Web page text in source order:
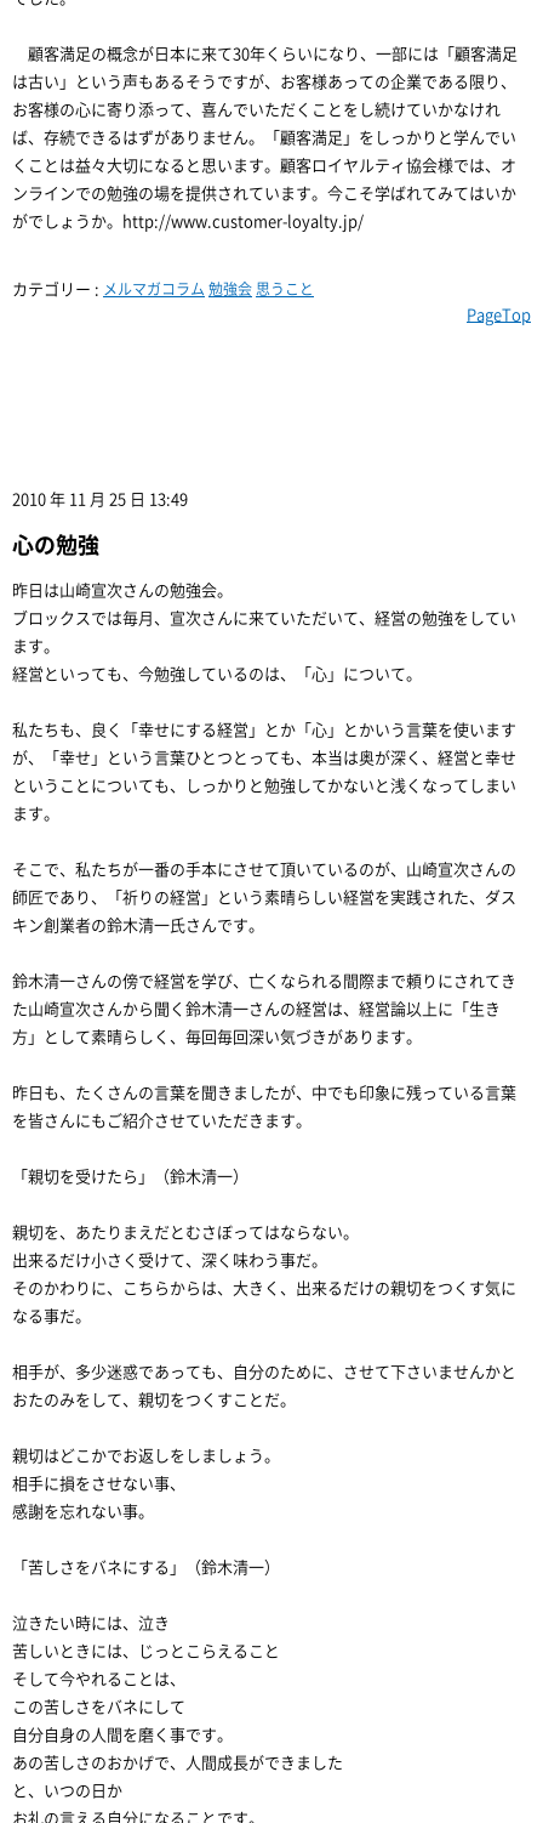
顧客満足の概念が日本に来て30年くらいになり、一部には「顧客満足
は古い」という声もあるそうですが、お客様あっての企業である限り、
お客様の心に寄り添って、喜んでいただくことをし続けていかなけれ
ば、存続できるはずがありません。「顧客満足」をしっかりと学んでい
くことは益々大切になると思います。顧客ロイヤルティ協会様では、オ
ンラインでの勉強の場を提供されています。今こそ学ばれてみてはいか
がでしょうか。http://www.customer-loyalty.jp/
カテゴリー : メルマガコラム 勉強会 思うこと
PageTop
2010 年 11 月 25 日 13:49
心の勉強
昨日は山崎宣次さんの勉強会。
ブロックスでは毎月、宣次さんに来ていただいて、経営の勉強をしてい
ます。
経営といっても、今勉強しているのは、「心」について。
私たちも、良く「幸せにする経営」とか「心」とかいう言葉を使います
が、「幸せ」という言葉ひとつとっても、本当は奥が深く、経営と幸せ
ということについても、しっかりと勉強してかないと浅くなってしまい
ます。
そこで、私たちが一番の手本にさせて頂いているのが、山崎宣次さんの
師匠であり、「祈りの経営」という素晴らしい経営を実践された、ダス
キン創業者の鈴木清一氏さんです。
鈴木清一さんの傍で経営を学び、亡くなられる間際まで頼りにされてき
た山崎宣次さんから聞く鈴木清一さんの経営は、経営論以上に「生き
方」として素晴らしく、毎回毎回深い気づきがあります。
昨日も、たくさんの言葉を聞きましたが、中でも印象に残っている言葉
を皆さんにもご紹介させていただきます。
「親切を受けたら」（鈴木清一）
親切を、あたりまえだとむさぼってはならない。
出来るだけ小さく受けて、深く味わう事だ。
そのかわりに、こちらからは、大きく、出来るだけの親切をつくす気に
なる事だ。
相手が、多少迷惑であっても、自分のために、させて下さいませんかと
おたのみをして、親切をつくすことだ。
親切はどこかでお返しをしましょう。
相手に損をさせない事、
感謝を忘れない事。
「苦しさをバネにする」（鈴木清一）
泣きたい時には、泣き
苦しいときには、じっとこらえること
そして今やれることは、
この苦しさをバネにして
自分自身の人間を磨く事です。
あの苦しさのおかげで、人間成長ができました
と、いつの日か
お礼の言える自分になることです。